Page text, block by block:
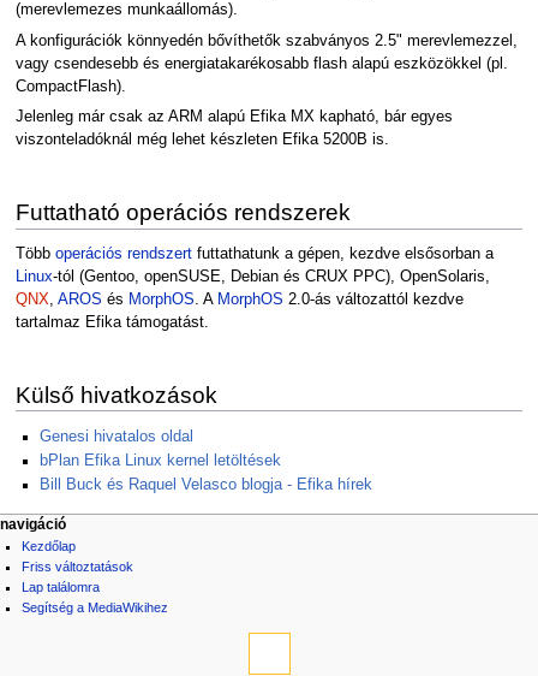
(merevlemezes munkaállomás).
A konfigurációk könnyedén bővíthetők szabványos 2.5" merevlemezzel,
vagy csendesebb és energiatakarékosabb flash alapú eszközökkel (pl.
CompactFlash).
Jelenleg már csak az ARM alapú Efika MX kapható, bár egyes
viszonteladóknál még lehet készleten Efika 5200B is.
Futtatható operációs rendszerek
Több operációs rendszertfuttathatunk a gépen, kezdve elsősorban a
Linux-tól (Gentoo, openSUSE, Debian és CRUX PPC), OpenSolaris,
QNX, AROS és MorphOS. A MorphOS 2.0-ás változattól kezdve
tartalmaz Efika támogatást.
Külső hivatkozások
Genesi hivatalos oldal
bPlan Efika Linux kernel letöltések
Bill Buck és Raquel Velasco blogja - Efika hírek
navigáció
Kezdőlap
Friss változtatások
Lap találomra
Segítség a MediaWikihez